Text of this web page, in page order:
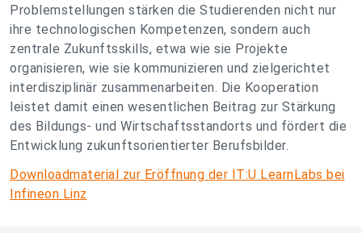
Problemstellungen stärken die Studierenden nicht nur
ihre technologischen Kompetenzen, sondern auch
zentrale Zukunftsskills, etwa wie sie Projekte
organisieren, wie sie kommunizieren und zielgerichtet
interdisziplinär zusammenarbeiten. Die Kooperation
leistet damit einen wesentlichen Beitrag zur Stärkung
des Bildungs- und Wirtschaftsstandorts und fördert die
Entwicklung zukunftsorientierter Berufsbilder.
Downloadmaterial zur Eröffnung der IT:U LearnLabs bei
Infineon Linz